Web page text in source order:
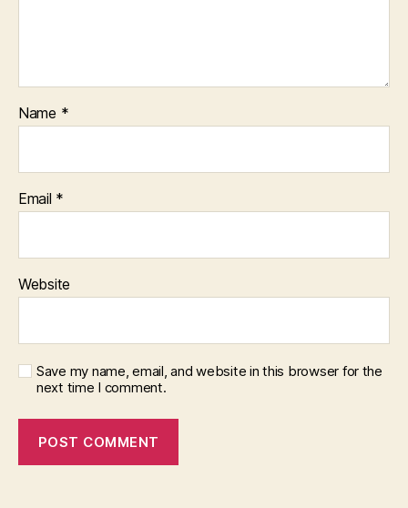
Name *
Email *
Website
Save my name, email, and website in this browser for the
next time I comment.